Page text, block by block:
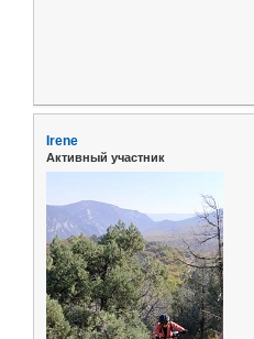
Irene
Активный участник